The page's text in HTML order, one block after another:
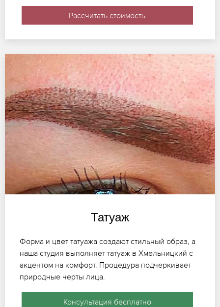
Рассчитать стоимость
Татуаж
Форма и цвет татуажа создают стильный образ, а
наша студия выполняет татуаж в Хмельницкий с
акцентом на комфорт. Процедура подчёркивает
природные черты лица.
Консультация бесплатно